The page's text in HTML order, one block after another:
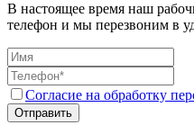
В настоящее время наш
телефон и мы перезвоним в
Согласие на обработку
Отправить